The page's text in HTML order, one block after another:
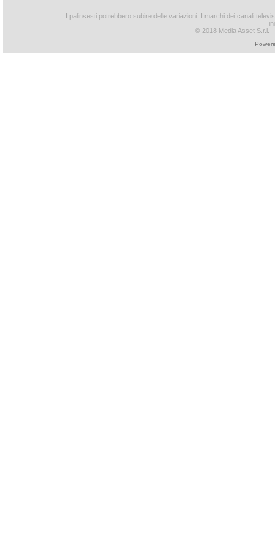
I palinsesti potrebbero subire delle variazioni. I marchi dei canali
© 2018 Media Asset S.r.l.